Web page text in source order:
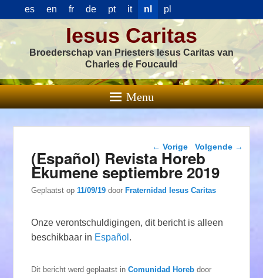
es en fr de pt it nl pl
Iesus Caritas
Broederschap van Priesters Iesus Caritas van
Charles de Foucauld
Menu
Berichtnavigatie
← Vorige Volgende →
(Español) Revista Horeb
Ekumene septiembre 2019
Geplaatst op11/09/19 doorFraternidad Iesus Caritas
Onze verontschuldigingen, dit bericht is alleen
beschikbaar in Español .
Dit bericht werd geplaatst inComunidad Horeb door